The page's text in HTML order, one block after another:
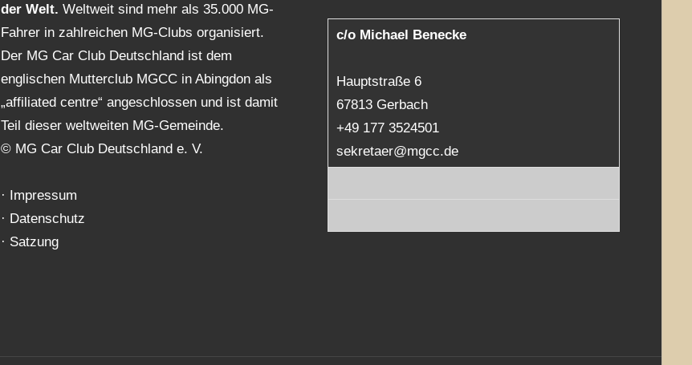
der Welt.Weltweit sind mehr als 35.000 MG-
Fahrer in zahlreichen MG-Clubs organisiert.
Der MG Car Club Deutschland ist dem
englischen Mutterclub MGCC in Abingdon als
„affiliated centre“ angeschlossen und ist damit
Teil dieser weltweiten MG-Gemeinde.
© MG Car Club Deutschland e. V.
· Impressum
· Datenschutz
· Satzung
c/o Michael Benecke
Hauptstraße 6
67813 Gerbach
+49 177 3524501
sekretaer@mgcc.de